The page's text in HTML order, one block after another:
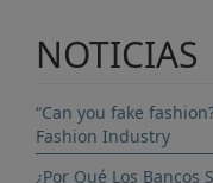
NOTICIAS
“Can you fake
Fashion Industry
¿Por Qué Los Bancos